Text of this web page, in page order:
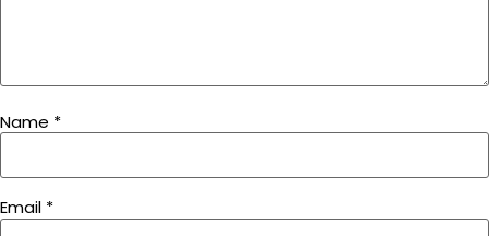
Name *
Email *